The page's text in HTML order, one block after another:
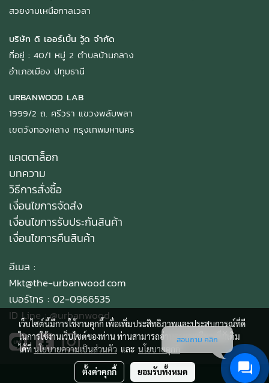
สวยงามเหนือกาลเวลา
บริษัท ดิ เออร์เบิ้น วู้ด จำกัด
ที่อยู่ : 40/1 หมู่ 2 ตำบลบ้านกลาง
อำเภอเมือง ปทุมธานี
URBANWOOD LAB
1999/2 ถ. ศรีวรา แขวงพลับพลา
เขตวังทองหลาง กรุงเทพมหานคร
แคตตาล็อก
บทความ
วิธีการสั่งซื้อ
เงื่อนไขการจัดส่ง
เงื่อนไขการรับประกันสินค้า
เงื่อนไขการคืนสินค้า
อีเมล :
Mkt@the-urbanwood.com
เบอร์โทร : 02-0966535
ID Line :@urbanwood
Copy right by makewebeasy.com
เว็บไซต์นี้มีการใช้งานคุกกี้ เพื่อเพิ่มประสิทธิภาพและประสบการณ์ที่ดี
ในการใช้งานเว็บไซต์ของท่าน ท่านสามารถอ่านรายละเอียดเพิ่มเติม
ได้ที่นโยบายความเป็นส่วนตัว และ นโยบายคุกกี้
ตั้งค่าคุกกี้ ยอมรับทั้งหมด
สอบถาม คลิก